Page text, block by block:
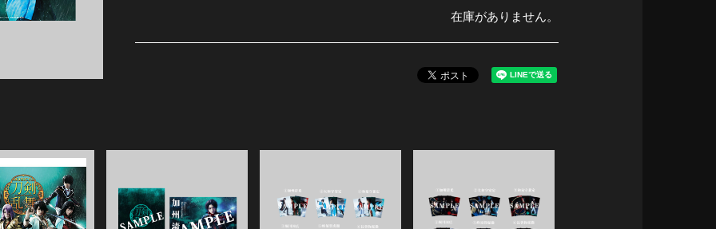
在庫がありません。